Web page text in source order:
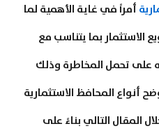
أمراً في غاية الأهمية لما
الاستثمار بما يتناسب مع
على تحمل المخاطرة وذلك
أنواع المحافظ الاستثمارية
المقال التالي بناءً على